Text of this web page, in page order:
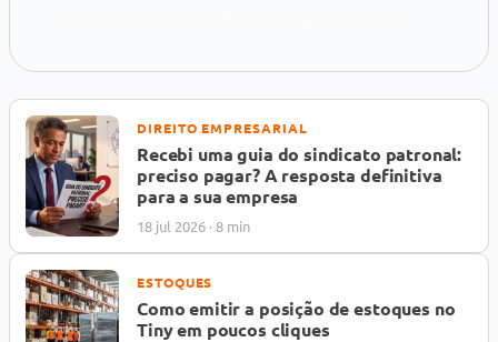
DIREITO EMPRESARIAL
Recebi uma guia do sindicato patronal:
preciso pagar? A resposta definitiva
para a sua empresa
18 jul 2026 · 8 min
ESTOQUES
Como emitir a posição de estoques no
Tiny em poucos cliques